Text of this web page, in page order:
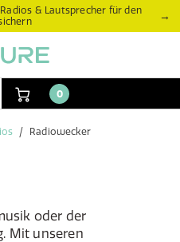
& Lautsprecher für den
→
0
Radiowecker
oder der
Mit unseren